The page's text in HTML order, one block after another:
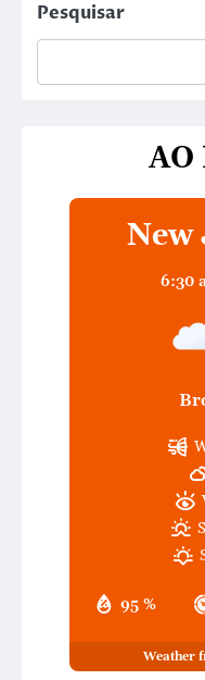
Pesquisar
AO
New
6:30
95 %
Weather